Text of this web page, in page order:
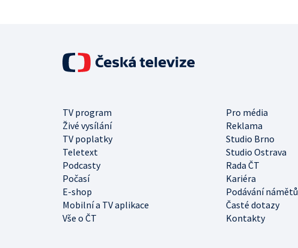
TV program
Pro média
Živé vysílání
Reklama
TV poplatky
Studio Brno
Teletext
Studio Ostrava
Podcasty
Rada ČT
Počasí
Kariéra
E-shop
Podávání námětů
Mobilní a TV aplikace
Časté dotazy
Vše o ČT
Kontakty